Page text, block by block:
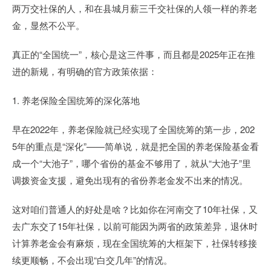
两万交社保的人，和在县城月薪三千交社保的人领一样的养老
金，显然不公平。
真正的“全国统一”，核心是这三件事，而且都是2025年正在推
进的新规，有明确的官方政策依据：
1. 养老保险全国统筹的深化落地
早在2022年，养老保险就已经实现了全国统筹的第一步，202
5年的重点是“深化”——简单说，就是把全国的养老保险基金看
成一个“大池子”，哪个省份的基金不够用了，就从“大池子”里
调拨资金支援，避免出现有的省份养老金发不出来的情况。
这对咱们普通人的好处是啥？比如你在河南交了10年社保，又
去广东交了15年社保，以前可能因为两省的政策差异，退休时
计算养老金会有麻烦，现在全国统筹的大框架下，社保转移接
续更顺畅，不会出现“白交几年”的情况。